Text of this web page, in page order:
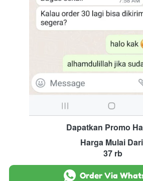
Dapatkan Promo
Harga Mulai Dari
37 rb
` Order Via